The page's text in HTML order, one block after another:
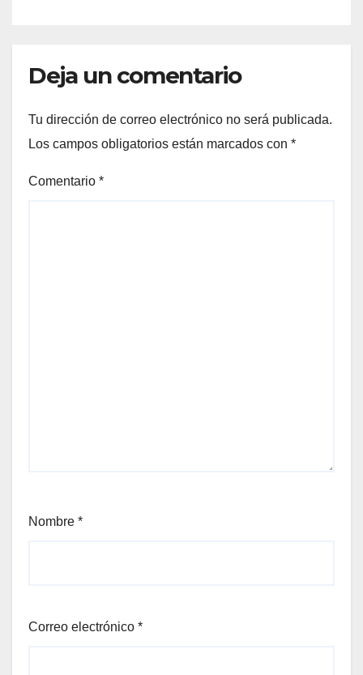
Deja un comentario
Tu dirección de correo electrónico no será publicada.
Los campos obligatorios están marcados con *
Comentario *
Nombre *
Correo electrónico *